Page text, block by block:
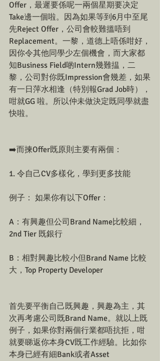
Offer，最遲要係呢一兩個星期要决定
Take邊一個啦。因為如果等到6月中至尾
先Reject Offer，公司會較難搵唔到
Replacement。一黎，道德上唔係咁好，
因你令其他同學少左個機會，而大家都
知Business Field啲Intern幾難揾，二
黎，公司對你既Impression會幾差，如果
有一日萍水相逢（特別報Grad Job時），
咁就GG 啦。所以仲未做決定既同學就盡
快啦。
➡️而揀Offer既原則主要有兩個：
1. 令自己CV多樣化，學到更多技能
例子： 如果你有以下Offer：
A：有興趣但公司Brand Name比較細，
2nd Tier 既銀行
B：相對興趣比較小但Brand Name 比較
大，Top Property Developer
首先要平衡自己既興趣，興趣為主，其
次再考慮公司既Brand Name。就以上既
例子，如果你對兩個行業都唔抗拒，咁
就要睇返你本身CV既工作經驗。比如你
本身已經有細Bank或者Asset